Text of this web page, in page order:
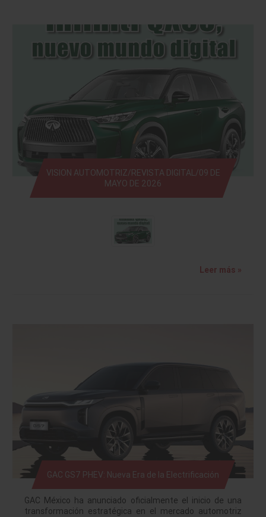
VISION AUTOMOTRIZ/REVISTA DIGITAL/09 DE
MAYO DE 2026
Leer más »
GAC GS7 PHEV: Nueva Era de la Electrificación
GAC México ha anunciado oficialmente el inicio de una
transformación estratégica en el mercado automotriz